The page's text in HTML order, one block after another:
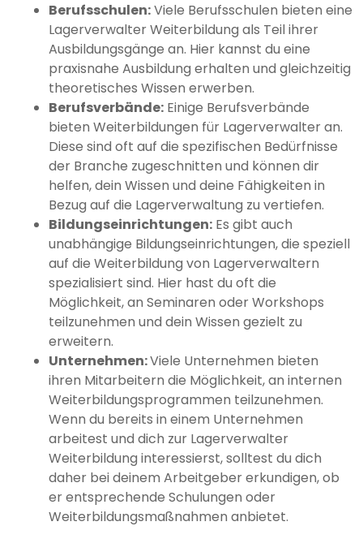
Berufsschulen:Viele Berufsschulen bieten eine
Lagerverwalter Weiterbildung als Teil ihrer
Ausbildungsgänge an. Hier kannst du eine
praxisnahe Ausbildung erhalten und gleichzeitig
theoretisches Wissen erwerben.
Berufsverbände: Einige Berufsverbände
bieten Weiterbildungen für Lagerverwalter an.
Diese sind oft auf die spezifischen Bedürfnisse
der Branche zugeschnitten und können dir
helfen, dein Wissen und deine Fähigkeiten in
Bezug auf die Lagerverwaltung zu vertiefen.
Bildungseinrichtungen: Es gibt auch
unabhängige Bildungseinrichtungen, die speziell
auf die Weiterbildung von Lagerverwaltern
spezialisiert sind. Hier hast du oft die
Möglichkeit, an Seminaren oder Workshops
teilzunehmen und dein Wissen gezielt zu
erweitern.
Unternehmen:Viele Unternehmen bieten
ihren Mitarbeitern die Möglichkeit, an internen
Weiterbildungsprogrammen teilzunehmen.
Wenn du bereits in einem Unternehmen
arbeitest und dich zur Lagerverwalter
Weiterbildung interessierst, solltest du dich
daher bei deinem Arbeitgeber erkundigen, ob
er entsprechende Schulungen oder
Weiterbildungsmaßnahmen anbietet.